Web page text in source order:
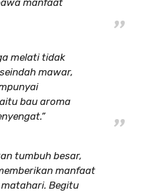
manfaat
melati tidak
mawar,
bau aroma
tumbuh besar,
manfaat
Begitu